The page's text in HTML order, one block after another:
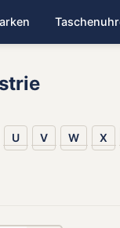
U V W X